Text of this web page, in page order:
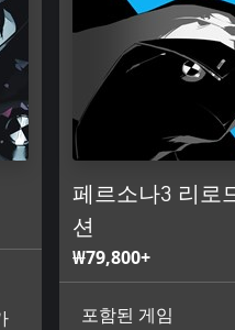
시 한번 만나볼 수 있다.
페르소나3 리로
션
₩79,800+
포함된 게임